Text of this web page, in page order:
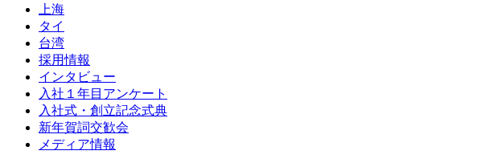
上海
タイ
台湾
採用情報
インタビュー
入社１年目アンケート
入社式・創立記念式典
新年賀詞交歓会
メディア情報